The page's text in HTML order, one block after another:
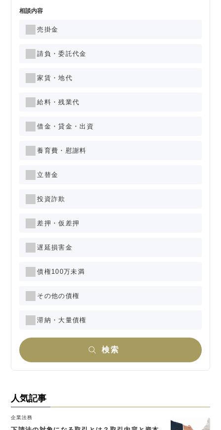
相談内容
売掛金
請負・委託代金
家賃・地代
給料・残業代
借金・貸金・出資
養育費・慰謝料
立替金
投資詐欺
差押・仮差押
遅延損害金
債権100万未満
その他の債権
滞納・大量債権
検索
人気記事
企業法務